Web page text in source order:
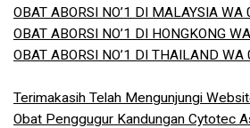
OBAT ABORSI NO’1 DI MALAYSIA
OBAT ABORSI NO’1 DI HONGKONG
OBAT ABORSI NO’1 DI THAILAND
Terimakasih Telah Mengunjungi
Obat Penggugur Kandungan Cytotec